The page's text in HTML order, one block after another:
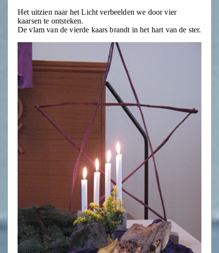
Het uitzien naar het Licht verbeelden we door vier
kaarsen te ontsteken.
De vlam van de vierde kaars brandt in het hart van de ster.